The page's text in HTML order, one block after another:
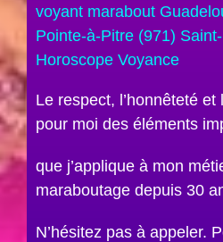
voyant marabout
Pointe-à-Pitre (971)
Horoscope Voyance
Le respect, l’honnêteté
pour moi des éléments
que j’applique à mon
maraboutage depuis 30
N’hésitez pas à appeler.